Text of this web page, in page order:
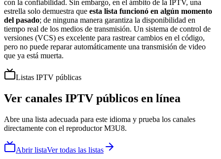
con la confiabilidad. Sin embargo, en el ámbito de la IPTV, una
estrella solo demuestra que esta lista funcionó en algún momento
del pasado; de ninguna manera garantiza la disponibilidad en
tiempo real de los medios de transmisión. Un sistema de control de
versiones (VCS) es excelente para rastrear cambios en el código,
pero no puede reparar automáticamente una transmisión de video
que ya está muerta.
Listas IPTV públicas
Ver canales IPTV públicos en línea
Abre una lista adecuada para este idioma y prueba los canales
directamente con el reproductor M3U8.
Abrir listaVer todas las listas